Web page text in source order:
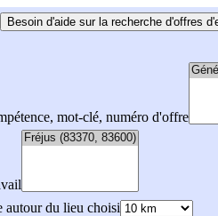
Besoin d'aide sur la recherche d'offres
mot-clé, numéro d'offre
autour du lieu choisi